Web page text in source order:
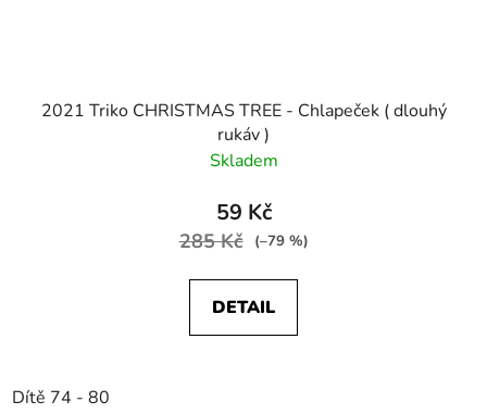
2021 Triko CHRISTMAS TREE - Chlapeček ( dlouhý
rukáv )
Skladem
59 Kč
285 Kč (–79 %)
DETAIL
Dítě 74 - 80